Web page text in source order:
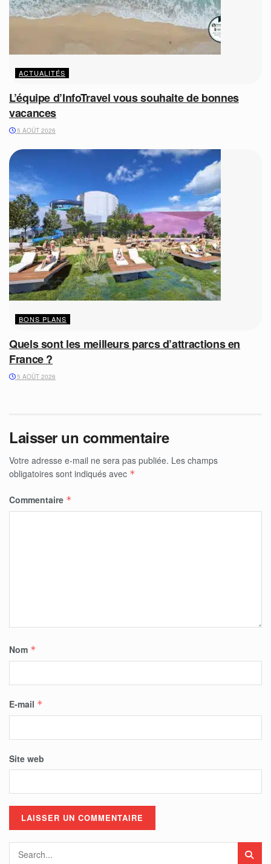
ACTUALITÉS
L’équipe d’InfoTravel vous souhaite de bonnes
vacances
5 AOÛT 2026
BONS PLANS
Quels sont les meilleurs parcs d’attractions en
France ?
5 AOÛT 2026
Laisser un commentaire
Votre adresse e-mail ne sera pas publiée. Les champs
obligatoires sont indiqués avec *
Commentaire *
Nom *
E-mail *
Site web